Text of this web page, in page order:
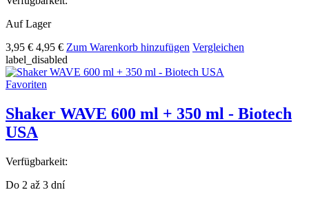
Auf Lager
3,95 € 4,95 € Zum Warenkorb hinzufügen Vergleichen
label_disabled
Favoriten
Shaker WAVE 600 ml + 350 ml - Biotech
USA
Verfügbarkeit:
Do 2 až 3 dní